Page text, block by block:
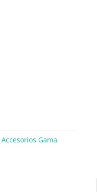
Accesorios Gama